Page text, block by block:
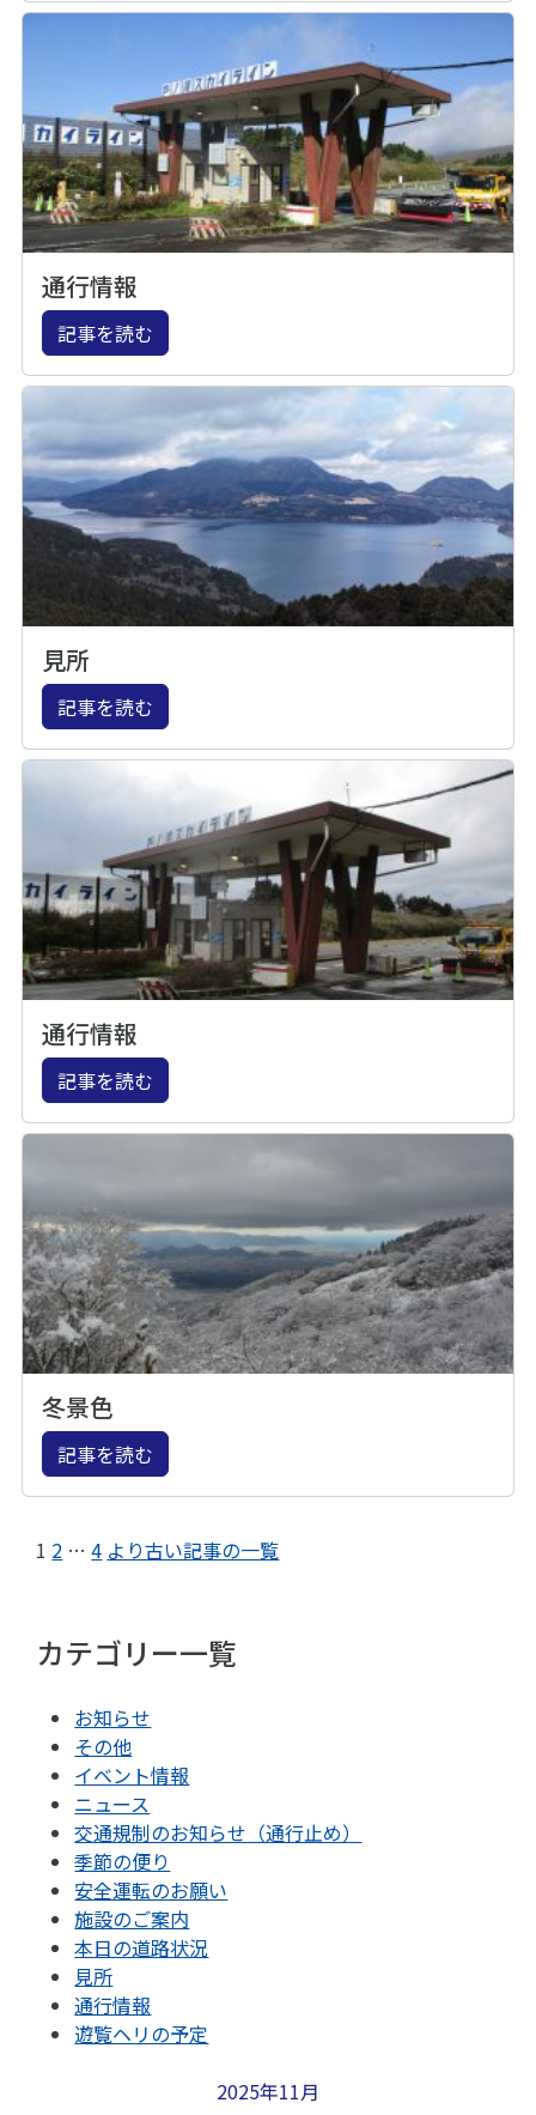
通行情報
記事を読む
見所
記事を読む
通行情報
記事を読む
冬景色
記事を読む
1 2 … 4 より古い記事の一覧
カテゴリー一覧
お知らせ
その他
イベント情報
ニュース
交通規制のお知らせ（通行止め）
季節の便り
安全運転のお願い
施設のご案内
本日の道路状況
見所
通行情報
遊覧ヘリの予定
2025年11月